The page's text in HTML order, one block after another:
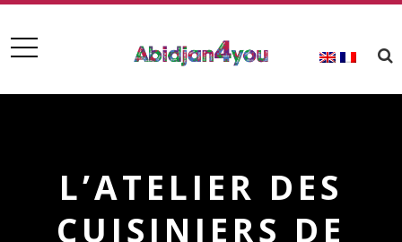
L’ATELIER DES
CUISINIERS DE